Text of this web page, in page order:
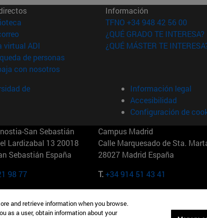
(abre en nueva ventana)
(abre en nueva ventana)
virtual ADI (abre en nueva ventana)
de personas(abre en nueva ventana)
con nosotros(abre en nueva ventana)
Información
TFNO +34 948 42 56 00
¿QUÉ GRADO TE INTERESA?
¿QUÉ MÁSTER TE
de
Información legal
Accesibilidad
Configuración de
San Sebastián
Lardizabal 13 20018
Sebastián España
98 77
Campus Madrid
Calle Marquesado de Sta.
28027 Madrid España
T.+34 914 51 43 41
10019-2201 Nueva York Maria-Theresia-Straße 15
and retrieve information when you browse.
as a user, obtain information about your